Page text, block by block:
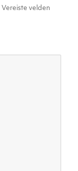
Vereiste velden